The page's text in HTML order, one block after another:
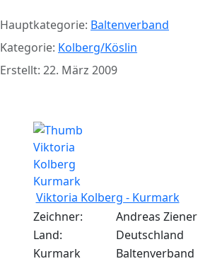
Hauptkategorie: Baltenverband
Kategorie: Kolberg/Köslin
Erstellt: 22. März 2009
Viktoria Kolberg - Kurmark
Zeichner:
Andreas Ziener
Land:
Deutschland
Kurmark
Baltenverband